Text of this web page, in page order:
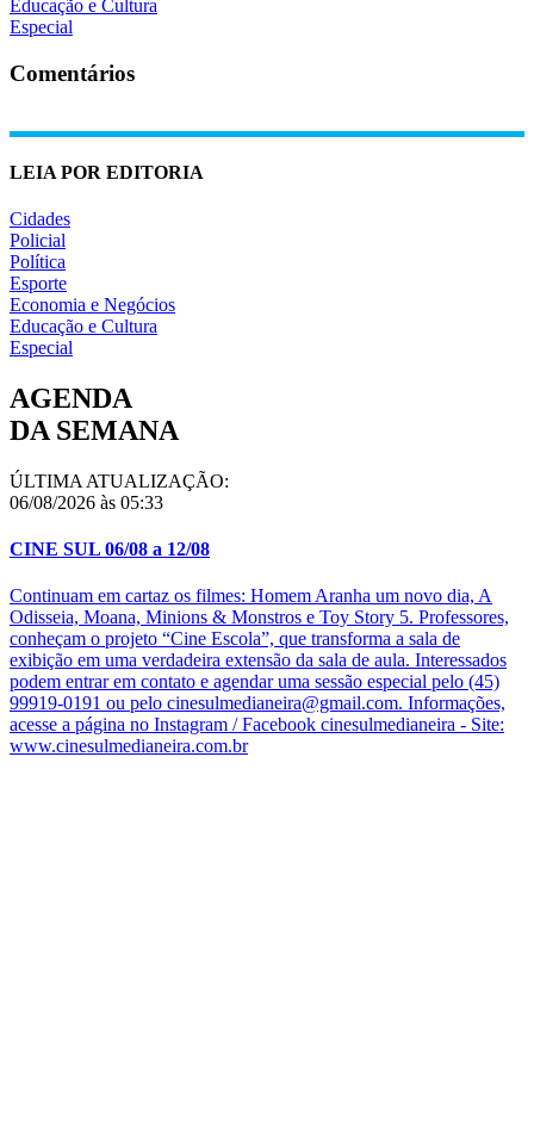
Educação e Cultura
Especial
Comentários
LEIA POR EDITORIA
Cidades
Policial
Política
Esporte
Economia e Negócios
Educação e Cultura
Especial
AGENDA
DA SEMANA
ÚLTIMA ATUALIZAÇÃO:
06/08/2026 às 05:33
CINE SUL 06/08 a 12/08
Continuam em cartaz os filmes: Homem Aranha um novo dia, A
Odisseia, Moana, Minions & Monstros e Toy Story 5. Professores,
conheçam o projeto “Cine Escola”, que transforma a sala de
exibição em uma verdadeira extensão da sala de aula. Interessados
podem entrar em contato e agendar uma sessão especial pelo (45)
99919-0191 ou pelo cinesulmedianeira@gmail.com. Informações,
acesse a página no Instagram / Facebook cinesulmedianeira - Site:
www.cinesulmedianeira.com.br